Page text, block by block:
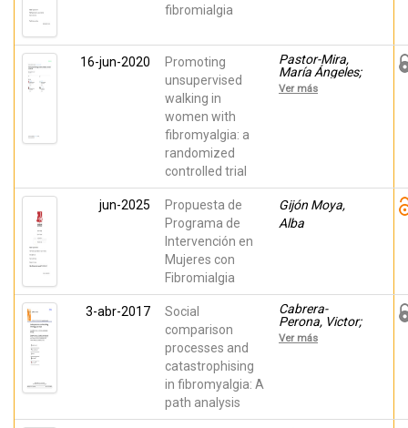
fibromialgia
16-jun-2020
Promoting
unsupervised
walking in
women with
fibromyalgia: a
randomized
controlled trial
Pastor-Mira,
María Ángeles;
López Roig,
Sofía; Martínez-
GALLARDO,
Carmen;
Peñacoba,
Cecilia
Ver más
jun-2025
Propuesta de
Programa de
Intervención en
Mujeres con
Fibromialgia
Gijón Moya,
Alba
3-abr-2017
Social
comparison
processes and
catastrophising
in fibromyalgia: A
path analysis
Cabrera-
Perona, Victor;
Buunk,
Abraham
MARTÍN-
Ver más